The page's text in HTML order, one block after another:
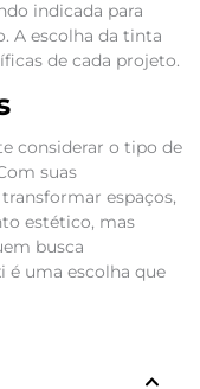
indicada para
A escolha da tinta
de cada projeto.
considerar o tipo de
suas
espaços,
estético, mas
busca
é uma escolha que